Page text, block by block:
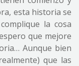
esta historia se
la cosa
que mejore
Aunque bien
que las